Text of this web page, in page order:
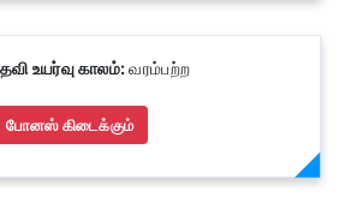
உயர்வு காலம்:வரம்பற்ற
போனஸ் கிடைக்கும்